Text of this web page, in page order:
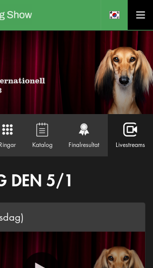
Ringar Katalog Finalresultat Livestreams
DEN 5/1